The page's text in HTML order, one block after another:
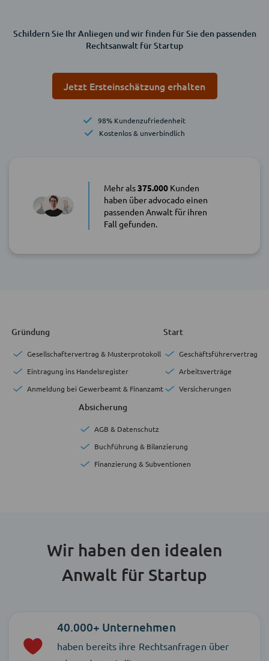
Schildern Sie Ihr Anliegen und wir finden für Sie den passenden
Rechtsanwalt für Startup
Jetzt Ersteinschätzung erhalten
98% Kundenzufriedenheit
Kostenlos & unverbindlich
Mehr als375.000Kunden
haben über advocado einen
passenden Anwalt für ihren
Fall gefunden.
Gründung
Gesellschaftervertrag & Musterprotokoll
Eintragung ins Handelsregister
Anmeldung bei Gewerbeamt & Finanzamt
Start
Geschäftsführervertrag
Arbeitsverträge
Versicherungen
Absicherung
AGB & Datenschutz
Buchführung & Bilanzierung
Finanzierung & Subventionen
Wir haben den idealen
Anwalt für Startup
40.000+ Unternehmen
haben bereits ihre Rechtsanfragen über